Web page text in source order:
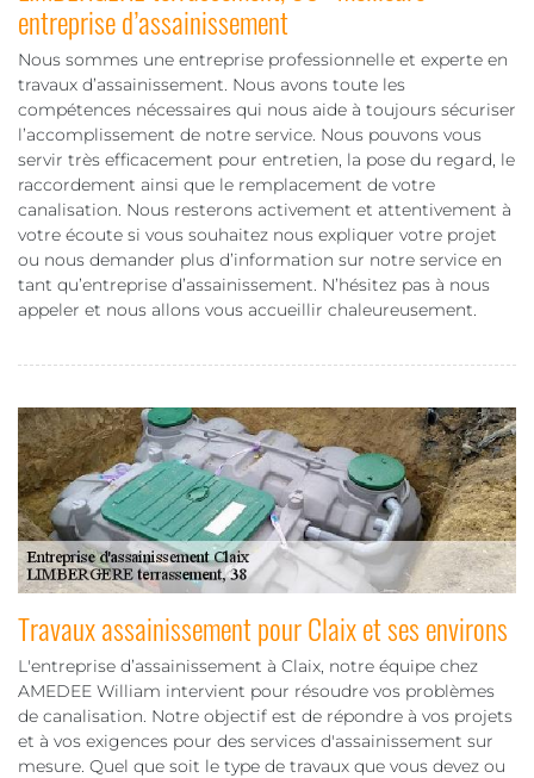
entreprise d’assainissement
Nous sommes une entreprise professionnelle et experte en
travaux d’assainissement. Nous avons toute les
compétences nécessaires qui nous aide à toujours sécuriser
l’accomplissement de notre service. Nous pouvons vous
servir très efficacement pour entretien, la pose du regard, le
raccordement ainsi que le remplacement de votre
canalisation. Nous resterons activement et attentivement à
votre écoute si vous souhaitez nous expliquer votre projet
ou nous demander plus d’information sur notre service en
tant qu’entreprise d’assainissement. N’hésitez pas à nous
appeler et nous allons vous accueillir chaleureusement.
Travaux assainissement pour Claix et ses environs
L'entreprise d’assainissement à Claix, notre équipe chez
AMEDEE William intervient pour résoudre vos problèmes
de canalisation. Notre objectif est de répondre à vos projets
et à vos exigences pour des services d'assainissement sur
mesure. Quel que soit le type de travaux que vous devez ou